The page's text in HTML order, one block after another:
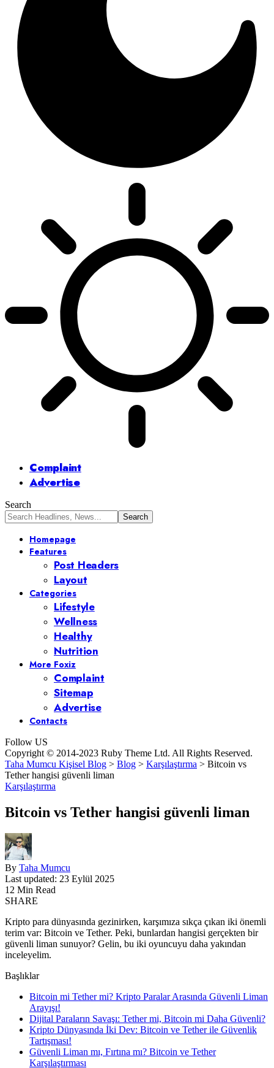
Complaint
Advertise
Search
Homepage
Features
Post Headers
Layout
Categories
Lifestyle
Wellness
Healthy
Nutrition
More Foxiz
Complaint
Sitemap
Advertise
Contacts
Follow US
Copyright © 2014-2023 Ruby Theme Ltd. All Rights Reserved.
Taha Mumcu Kişisel Blog > Blog > Karşılaştırma > Bitcoin vs
Tether hangisi güvenli liman
Karşılaştırma
Bitcoin vs Tether hangisi güvenli liman
By Taha Mumcu
Last updated: 23 Eylül 2025
12 Min Read
SHARE
Kripto para dünyasında gezinirken, karşımıza sıkça çıkan iki önemli
terim var: Bitcoin ve Tether. Peki, bunlardan hangisi gerçekten bir
güvenli liman sunuyor? Gelin, bu iki oyuncuyu daha yakından
inceleyelim.
Başlıklar
Bitcoin mi Tether mi? Kripto Paralar Arasında Güvenli Liman
Arayışı!
Dijital Paraların Savaşı: Tether mi, Bitcoin mi Daha Güvenli?
Kripto Dünyasında İki Dev: Bitcoin ve Tether ile Güvenlik
Tartışması!
Güvenli Liman mı, Fırtına mı? Bitcoin ve Tether
Karşılaştırması